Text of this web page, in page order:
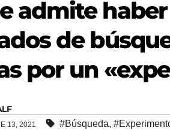
admite
de
por un
13, 2021 #Búsqueda,